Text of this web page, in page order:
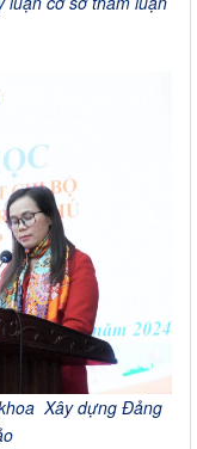
Xây dựng Đảng